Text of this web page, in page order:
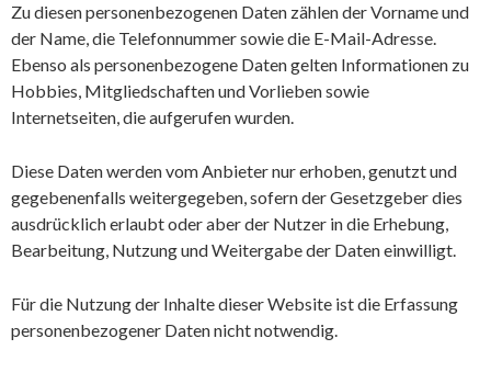
Zu diesen personenbezogenen Daten zählen der Vorname und
der Name, die Telefonnummer sowie die E-Mail-Adresse.
Ebenso als personenbezogene Daten gelten Informationen zu
Hobbies, Mitgliedschaften und Vorlieben sowie
Internetseiten, die aufgerufen wurden.
Diese Daten werden vom Anbieter nur erhoben, genutzt und
gegebenenfalls weitergegeben, sofern der Gesetzgeber dies
ausdrücklich erlaubt oder aber der Nutzer in die Erhebung,
Bearbeitung, Nutzung und Weitergabe der Daten einwilligt.
Für die Nutzung der Inhalte dieser Website ist die Erfassung
personenbezogener Daten nicht notwendig.